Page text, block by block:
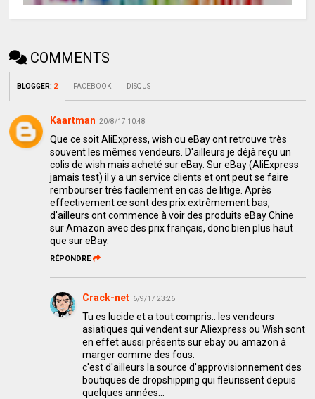
COMMENTS
BLOGGER: 2 FACEBOOK DISQUS
Kaartman 20/8/17 10:48
Que ce soit AliExpress, wish ou eBay ont retrouve très
souvent les mêmes vendeurs. D'ailleurs je déjà reçu un
colis de wish mais acheté sur eBay. Sur eBay (AliExpress
jamais test) il y a un service clients et ont peut se faire
rembourser très facilement en cas de litige. Après
effectivement ce sont des prix extrêmement bas,
d'ailleurs ont commence à voir des produits eBay Chine
sur Amazon avec des prix français, donc bien plus haut
que sur eBay.
RÉPONDRE
Crack-net 6/9/17 23:26
Tu es lucide et a tout compris.. les vendeurs
asiatiques qui vendent sur Aliexpress ou Wish sont
en effet aussi présents sur ebay ou amazon à
marger comme des fous.
c'est d'ailleurs la source d'approvisionnement des
boutiques de dropshipping qui fleurissent depuis
quelques années...